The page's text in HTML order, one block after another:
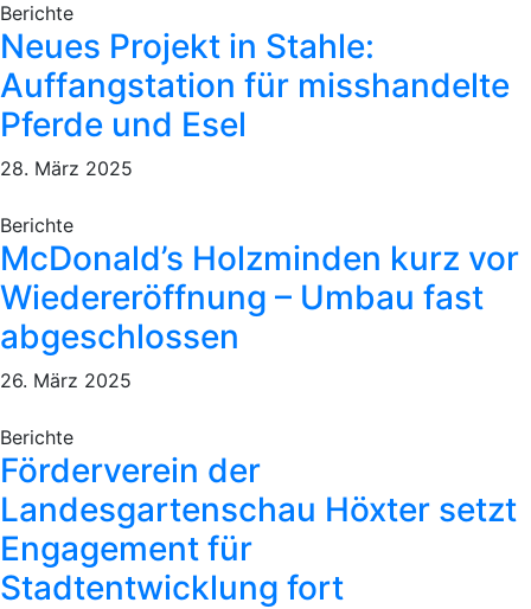
Berichte
Neues Projekt in Stahle:
Auffangstation für misshandelte
Pferde und Esel
28. März 2025
Berichte
McDonald’s Holzminden kurz vor
Wiedereröffnung – Umbau fast
abgeschlossen
26. März 2025
Berichte
Förderverein der
Landesgartenschau Höxter setzt
Engagement für
Stadtentwicklung fort